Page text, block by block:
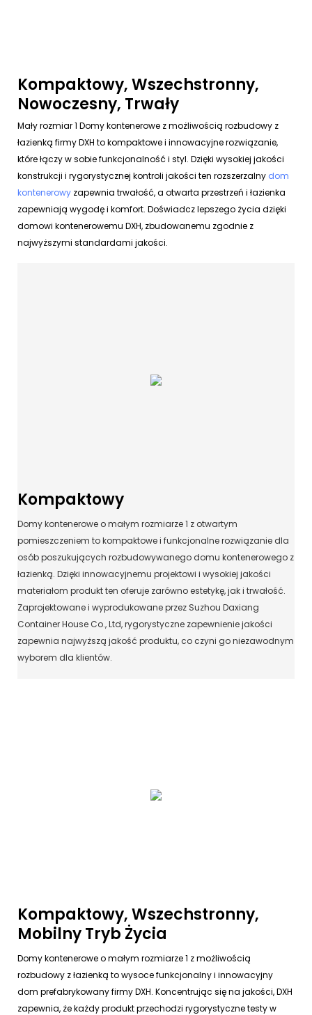
Kompaktowy, Wszechstronny,
Nowoczesny, Trwały
Mały rozmiar 1 Domy kontenerowe z możliwością rozbudowy z
łazienką firmy DXH to kompaktowe i innowacyjne rozwiązanie,
które łączy w sobie funkcjonalność i styl. Dzięki wysokiej jakości
konstrukcji i rygorystycznej kontroli jakości ten rozszerzalny dom
kontenerowy zapewnia trwałość, a otwarta przestrzeń i łazienka
zapewniają wygodę i komfort. Doświadcz lepszego życia dzięki
domowi kontenerowemu DXH, zbudowanemu zgodnie z
najwyższymi standardami jakości.
Kompaktowy
Domy kontenerowe o małym rozmiarze 1 z otwartym
pomieszczeniem to kompaktowe i funkcjonalne rozwiązanie dla
osób poszukujących rozbudowywanego domu kontenerowego z
łazienką. Dzięki innowacyjnemu projektowi i wysokiej jakości
materiałom produkt ten oferuje zarówno estetykę, jak i trwałość.
Zaprojektowane i wyprodukowane przez Suzhou Daxiang
Container House Co., Ltd, rygorystyczne zapewnienie jakości
zapewnia najwyższą jakość produktu, co czyni go niezawodnym
wyborem dla klientów.
Kompaktowy, Wszechstronny,
Mobilny Tryb Życia
Domy kontenerowe o małym rozmiarze 1 z możliwością
rozbudowy z łazienką to wysoce funkcjonalny i innowacyjny
dom prefabrykowany firmy DXH. Koncentrując się na jakości, DXH
zapewnia, że ​​każdy produkt przechodzi rygorystyczne testy w